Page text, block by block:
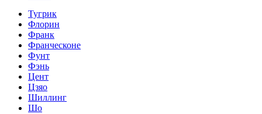
Тугрик
Флорин
Франк
Франческоне
Фунт
Фэнь
Цент
Цзяо
Шиллинг
Шо